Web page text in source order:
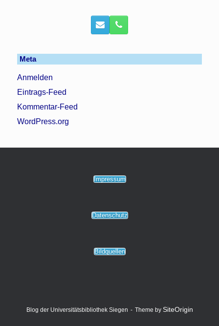
Meta
Anmelden
Eintrags-Feed
Kommentar-Feed
WordPress.org
Impressum
Datenschutz
Bildquellen
Blog der Universitätsbibliothek Siegen Theme by SiteOrigin